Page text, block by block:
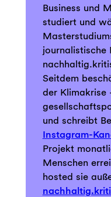
Business und
studiert und
journalistische
Seitdem
der Klimakrise
und schreibt
Instagram-
Projekt
Menschen
hosted sie